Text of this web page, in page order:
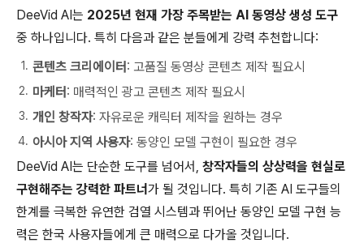
DeeVid AI는 2025년 현재 가장 주목받는 AI 동영상 생성 도구
중 하나입니다. 특히 다음과 같은 분들에게 강력 추천합니다:
콘텐츠 크리에이터 : 고품질 동영상 콘텐츠 제작 필요시
마케터 : 매력적인 광고 콘텐츠 제작 필요시
개인 창작자: 자유로운 캐릭터 제작을 원하는 경우
아시아 지역 사용자: 동양인 모델 구현이 필요한 경우
DeeVid AI는 단순한 도구를 넘어서, 창작자들의 상상력을 현실로
구현해주는 강력한 파트너가 될 것입니다. 특히 기존 AI 도구들의
한계를 극복한 유연한 검열 시스템과 뛰어난 동양인 모델 구현 능
력은 한국 사용자들에게 큰 매력으로 다가올 것입니다.